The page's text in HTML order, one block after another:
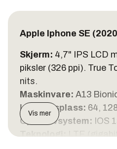
Apple Iphone SE
Skjerm: 4,7" IPS LCD
piksler (326 ppi). True
nits.
Maskinvare: A13
Lagringsplass: 64,
Operativsystem: IOS
Vis mer